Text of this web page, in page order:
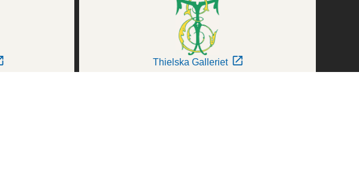
Thielska Galleriet